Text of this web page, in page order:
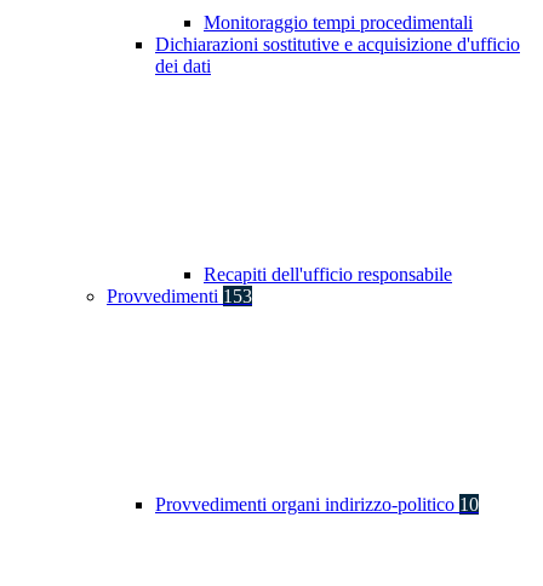
Monitoraggio tempi procedimentali
Dichiarazioni sostitutive e acquisizione d'ufficio
dei dati
Recapiti dell'ufficio responsabile
Provvedimenti 153
Provvedimenti organi indirizzo-politico 10